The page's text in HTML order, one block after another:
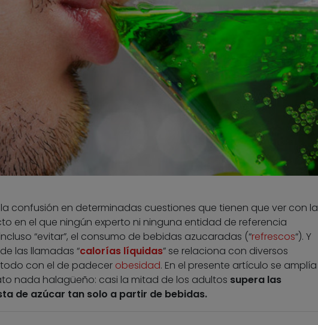
confusión en determinadas cuestiones que tienen que ver con la
en el que ningún experto ni ninguna entidad de referencia
“evitar”, el consumo de bebidas azucaradas (“refrescos“). Y
las llamadas “calorías líquidas” se relaciona con diversos
con el de padecer obesidad. En el presente artículo se amplía
nada halagüeño: casi la mitad de los adultos supera las
de azúcar tan solo a partir de bebidas.